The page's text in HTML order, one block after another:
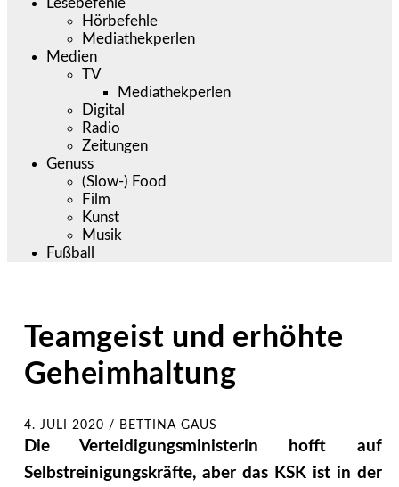
Hörbefehle
Mediathekperlen
Medien
TV
Mediathekperlen
Digital
Radio
Zeitungen
Genuss
(Slow-) Food
Film
Kunst
Musik
Fußball
Teamgeist und erhöhte
Geheimhaltung
4. JULI 2020 / BETTINA GAUS
Die Verteidigungsministerin hofft auf
Selbstreinigungskräfte, aber das KSK ist in der